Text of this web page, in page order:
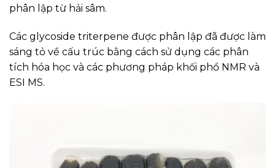
phân lập từ hải sâm.
Các glycoside triterpene được phân lập đã được làm
sáng tỏ về cấu trúc bằng cách sử dụng các phân
tích hóa học và các phương pháp khối phổ NMR và
ESI MS.